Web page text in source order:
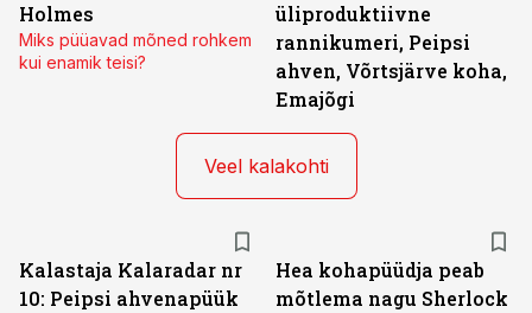
Holmes
Miks püüavad mõned rohkem
kui enamik teisi?
üliproduktiivne
rannikumeri, Peipsi
ahven, Võrtsjärve koha,
Emajõgi
Veel kalakohti
Kalastaja Kalaradar nr
10: Peipsi ahvenapüük
Hea kohapüüdja peab
mõtlema nagu Sherlock